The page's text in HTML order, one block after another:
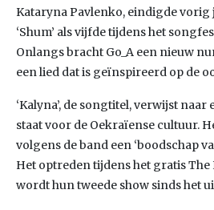
Kataryna Pavlenko, eindigde
‘Shum’ als vijfde tijdens het
Onlangs bracht Go_A een nieuw
een lied dat is geïnspireerd op de
‘Kalyna’, de songtitel, verwijst
staat voor de Oekraïense cultuur.
volgens de band een ‘boodschap
Het optreden tijdens het gratis The
wordt hun tweede show sinds het